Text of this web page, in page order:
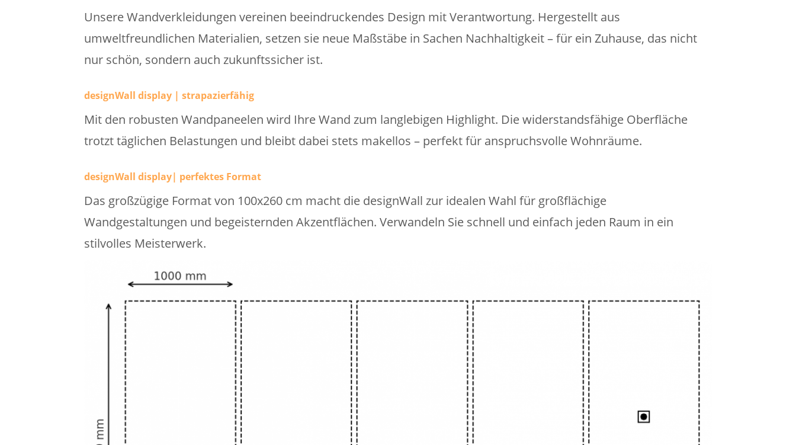
Unsere Wandverkleidungen vereinen beeindruckendes Design mit Verantwortung. Hergestellt aus
umweltfreundlichen Materialien, setzen sie neue Maßstäbe in Sachen Nachhaltigkeit – für ein Zuhause, das nicht
nur schön, sondern auch zukunftssicher ist.
designWall display | strapazierfähig
Mit den robusten Wandpaneelen wird Ihre Wand zum langlebigen Highlight. Die widerstandsfähige Oberfläche
trotzt täglichen Belastungen und bleibt dabei stets makellos – perfekt für anspruchsvolle Wohnräume.
designWall display| perfektes Format
Das großzügige Format von 100x260 cm macht die designWall zur idealen Wahl für großflächige
Wandgestaltungen und begeisternden Akzentflächen. Verwandeln Sie schnell und einfach jeden Raum in ein
stilvolles Meisterwerk.